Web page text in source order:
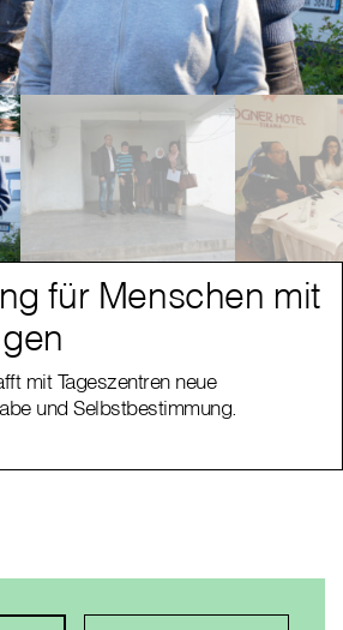
für Menschen mit
mit Tageszentren neue
und Selbstbestimmung.